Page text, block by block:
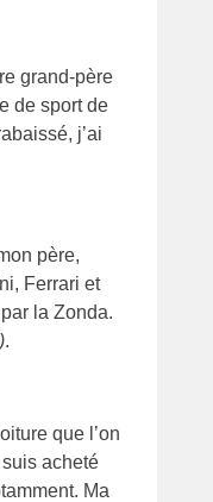
grand-père
de sport de
j’ai
père,
Ferrari et
la Zonda.
.
que l’on
acheté
Ma